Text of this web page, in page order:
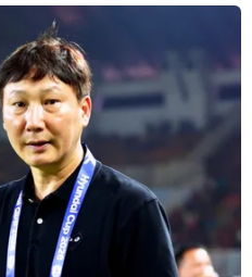
lớn
2026/27
vs
HLV Kim